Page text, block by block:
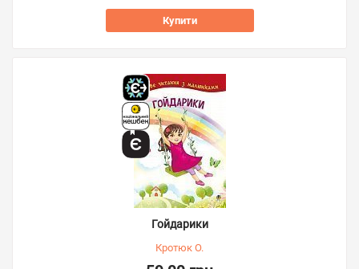
Купити
Гойдарики
Кротюк О.